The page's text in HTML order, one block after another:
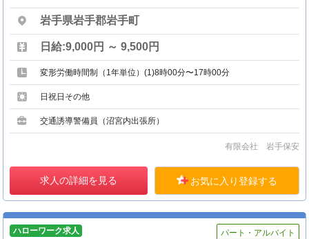
岩手県岩手郡岩手町
日給:9,000円 ～ 9,500円
変形労働時間制（1年単位）(1)8時00分〜17時00分
日祝日その他
交通誘導警備員（沼宮内出張所）
有限会社 岩手保安
求人の詳細を見る お気に入り登録する
ハローワーク求人
パート・アルバイト